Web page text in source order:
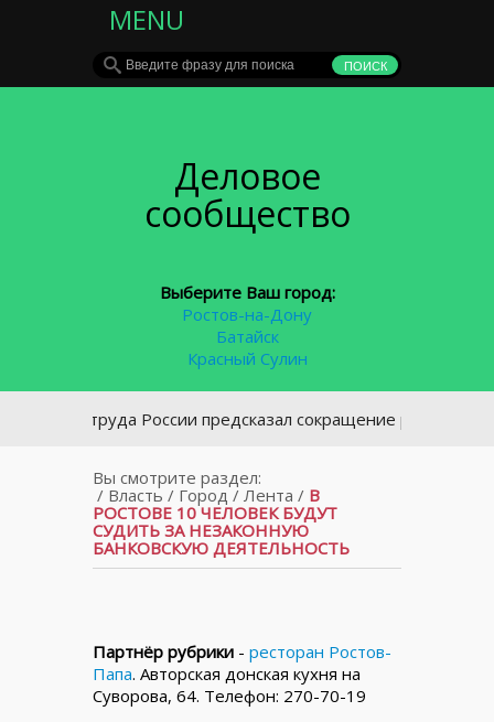
MENU
Деловое
сообщество
Выберите Ваш город:
Ростов-на-Дону
Батайск
Красный Сулин
труда России предсказал сокращение рабочего дня до
Вы смотрите раздел:
/ Власть / Город / Лента / В
РОСТОВЕ 10 ЧЕЛОВЕК БУДУТ
СУДИТЬ ЗА НЕЗАКОННУЮ
БАНКОВСКУЮ ДЕЯТЕЛЬНОСТЬ
Партнёр рубрики - ресторан Ростов-
Папа. Авторская донская кухня на
Суворова, 64. Телефон: 270-70-19